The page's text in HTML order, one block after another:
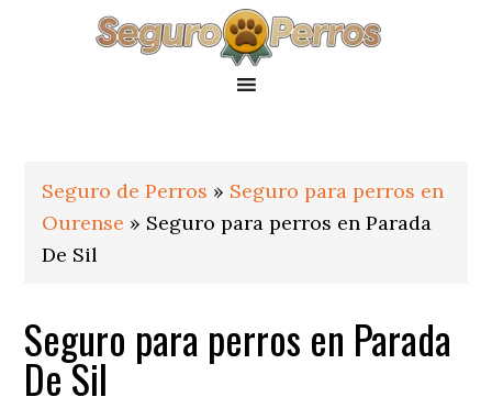
Seguro de Perros » Seguro para perros en
Ourense » Seguro para perros en Parada
De Sil
Seguro para perros en Parada
De Sil